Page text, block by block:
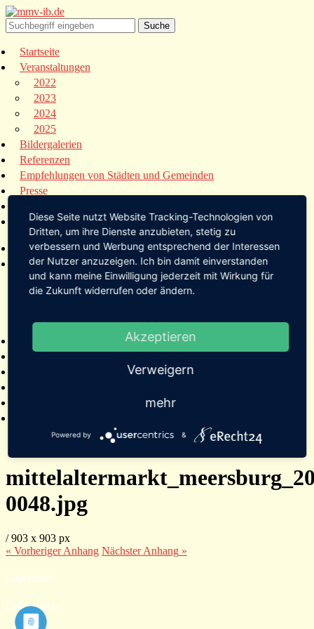
Startseite
Veranstaltungen
2022
2023
2024
2025
Bildergalerien
Referenzen
Empfehlungen von Städten und Gemeinden
Presse
Kontakt
Startseite
Veranstaltungen
2022
2023
2025
Empfehlungen von Städten und Gemeinden
0048.jpg
/903 x 903 px
« VorherigerAnhang NächsterAnhang »
Impressum
Datenschutz
Diese Seite nutzt Website Tracking-Technologien von
Dritten, um ihre Dienste anzubieten, stetig zu
verbessern und Werbung entsprechend der Interessen
der Nutzer anzuzeigen. Ich bin damit einverstanden
und kann meine Einwilligung jederzeit mit Wirkung für
die Zukunft widerrufen oder ändern.
Akzeptieren
Verweigern
mehr
Powered by &